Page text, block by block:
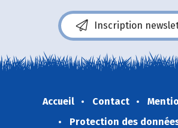
Inscription
Accueil Contact
Protection des